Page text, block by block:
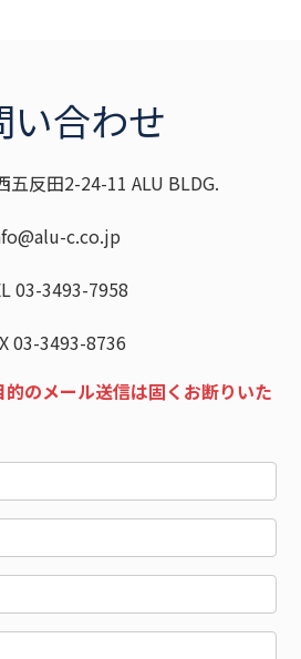
い合わせ
五反田2-24-11 ALU BLDG.
c.co.jp
03-3493-7958
03-3493-8736
的のメール送信は固くお断りいた